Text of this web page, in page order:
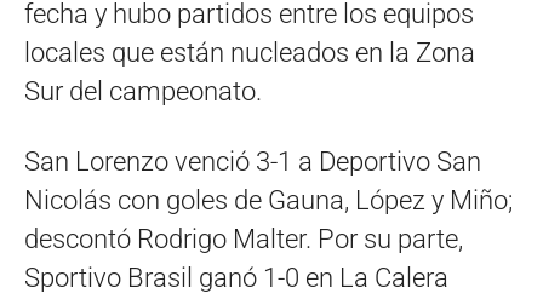
fecha y hubo partidos entre los equipos
locales que están nucleados en la Zona
Sur del campeonato.
San Lorenzo venció 3-1 a Deportivo San
Nicolás con goles de Gauna, López y Miño;
descontó Rodrigo Malter. Por su parte,
Sportivo Brasil ganó 1-0 en La Calera